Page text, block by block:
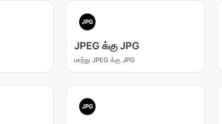
JPG
JPEG க்கு JPG
மாற்று JPEG க்கு JPG
JPG